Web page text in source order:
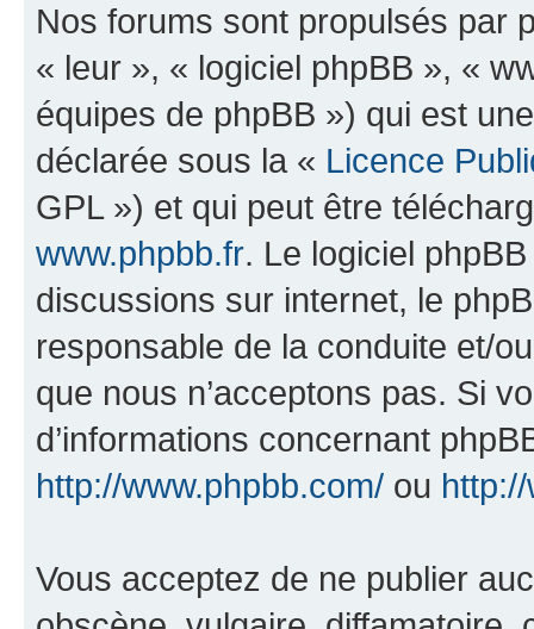
Nos forums sont propulsés par
« leur », « logiciel phpBB », «
équipes de phpBB ») qui est
déclarée sous la « Licence
GPL ») et qui peut être
www.phpbb.fr. Le logiciel
discussions sur internet, le
responsable de la conduite et/
que nous n’acceptons pas. Si
d’informations concernant
http://www.phpbb.com/ ou
Vous acceptez de ne publier